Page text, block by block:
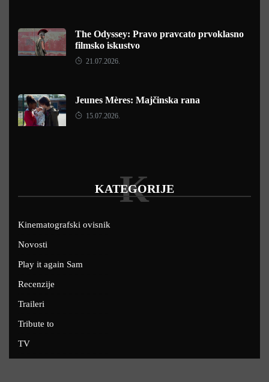
The Odyssey: Pravo pravcato prvoklasno
filmsko iskustvo
21.07.2026.
Jeunes Mères: Majčinska rana
15.07.2026.
KATEGORIJE
K
Kinematografski ovisnik
Novosti
Play it again Sam
Recenzije
Traileri
Tribute to
TV